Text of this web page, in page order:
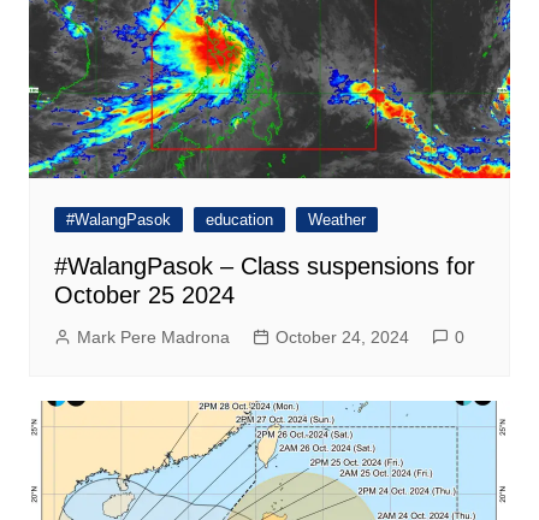
#WalangPasok education Weather
#WalangPasok – Class suspensions for
October 25 2024
Mark Pere Madrona October 24, 2024 0